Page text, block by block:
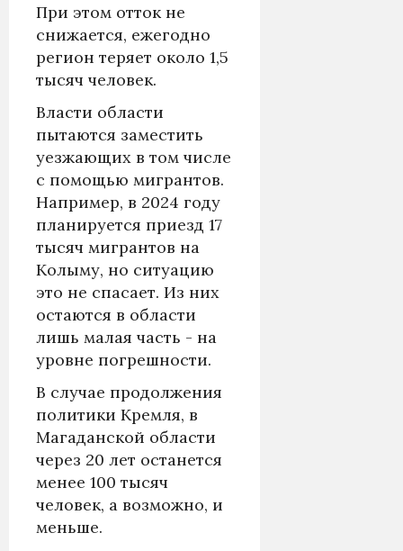
При этом отток не
снижается, ежегодно
регион теряет около 1,5
тысяч человек.
Власти области
пытаются заместить
уезжающих в том числе
с помощью мигрантов.
Например, в 2024 году
планируется приезд 17
тысяч мигрантов на
Колыму, но ситуацию
это не спасает. Из них
остаются в области
лишь малая часть - на
уровне погрешности.
В случае продолжения
политики Кремля, в
Магаданской области
через 20 лет останется
менее 100 тысяч
человек, а возможно, и
меньше.